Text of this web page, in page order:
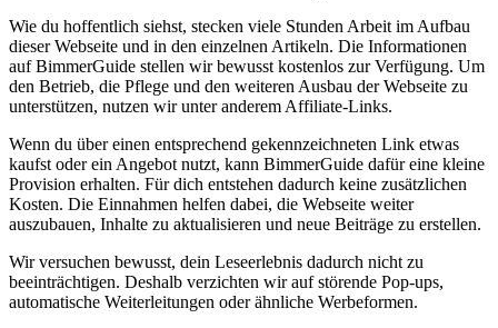
Wie du hoffentlich siehst, stecken viele Stunden Arbeit im Aufbau
dieser Webseite und in den einzelnen Artikeln. Die Informationen
auf BimmerGuide stellen wir bewusst kostenlos zur Verfügung. Um
den Betrieb, die Pflege und den weiteren Ausbau der Webseite zu
unterstützen, nutzen wir unter anderem Affiliate-Links.
Wenn du über einen entsprechend gekennzeichneten Link etwas
kaufst oder ein Angebot nutzt, kann BimmerGuide dafür eine kleine
Provision erhalten. Für dich entstehen dadurch keine zusätzlichen
Kosten. Die Einnahmen helfen dabei, die Webseite weiter
auszubauen, Inhalte zu aktualisieren und neue Beiträge zu erstellen.
Wir versuchen bewusst, dein Leseerlebnis dadurch nicht zu
beeinträchtigen. Deshalb verzichten wir auf störende Pop-ups,
automatische Weiterleitungen oder ähnliche Werbeformen.